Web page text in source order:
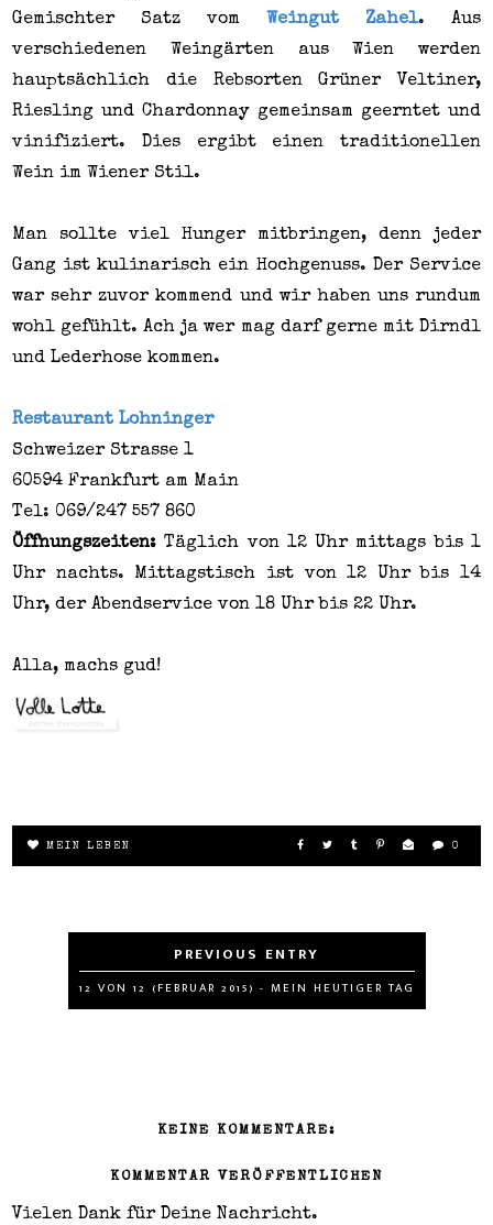
Gemischter Satz vom
Weingut Zahel. Aus
verschiedenen Weingärten aus Wien werden
hauptsächlich die Rebsorten Grüner Veltiner,
Riesling und Chardonnay gemeinsam geerntet und
vinifiziert. Dies ergibt einen traditionellen
Wein im Wiener Stil.
Man sollte viel Hunger mitbringen, denn jeder
Gang ist kulinarisch ein Hochgenuss. Der Service
war sehr zuvor kommend und wir haben uns rundum
wohl gefühlt. Ach ja wer mag darf gerne mit Dirndl
und Lederhose kommen.
Restaurant Lohninger
Schweizer Strasse 1
60594 Frankfurt am Main
Tel: 069/247 557 860
Öffnungszeiten: Täglich von 12 Uhr mittags bis 1
Uhr nachts. Mittagstisch ist von 12 Uhr bis 14
Uhr, der Abendservice von 18 Uhr bis 22 Uhr.
Alla, machs gud!
MEIN LEBEN 0
12 VON 12 (FEBRUAR 2015) - MEIN HEUTIGER TAG
KEINE KOMMENTARE:
KOMMENTAR VERÖFFENTLICHEN
Vielen Dank für Deine Nachricht.